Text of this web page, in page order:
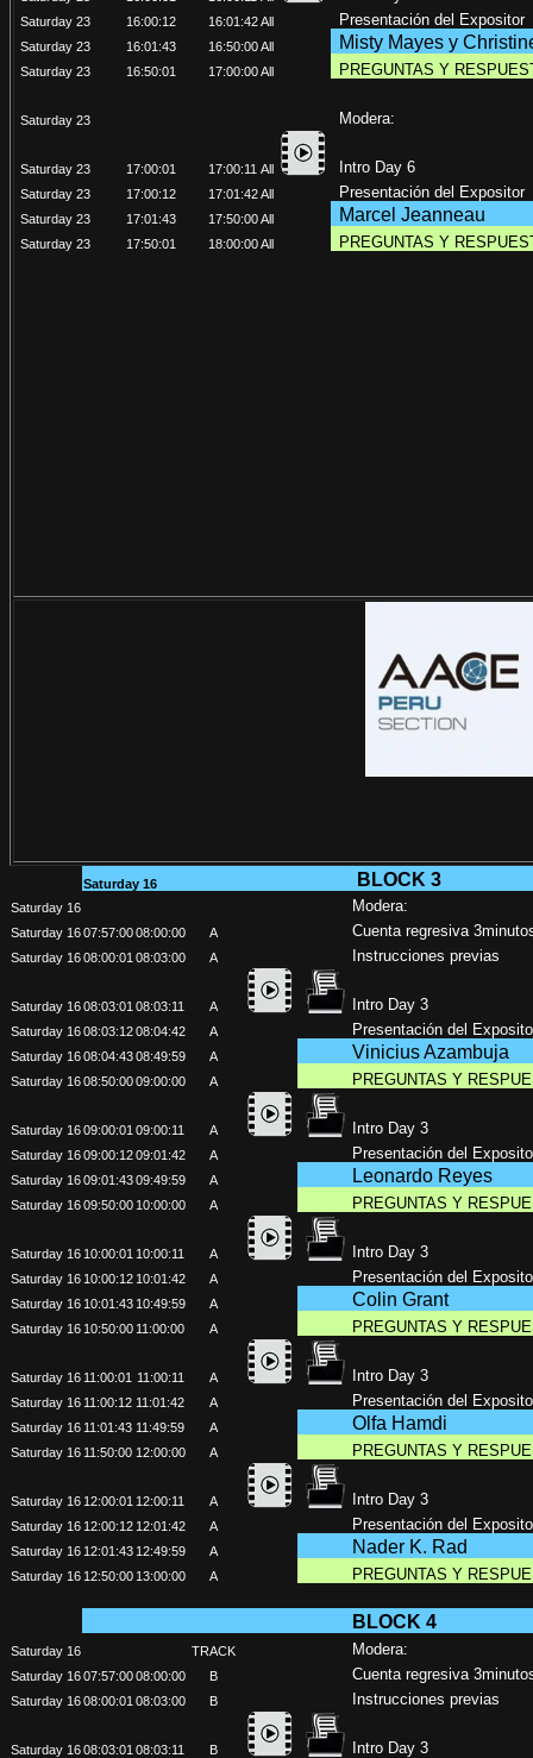
Saturday 23 16:00:12 16:01:42All Presentación del Expositor
Saturday 23 16:01:43 16:50:00All Misty Mayes y
Saturday 23 16:50:01 17:00:00All PREGUNTAS Y
Saturday 23 Modera:
Saturday 23 17:00:01 17:00:11 All Intro Day 6
Saturday 23 17:00:12 17:01:42All Presentación del Expositor
Saturday 23 17:01:43 17:50:00All Marcel Jeanneau
Saturday 23 17:50:01 18:00:00All PREGUNTAS Y
Saturday 16 BLOCK 3
Saturday 16 Modera:
Saturday 1607:57:0008:00:00 A Cuenta regresiva
Saturday 1608:00:01 08:03:00 A Instrucciones previas
Saturday 1608:03:01 08:03:11 A Intro Day 3
Saturday 1608:03:1208:04:42 A Presentación del
Saturday 1608:04:4308:49:59 A Vinicius Azambuja
Saturday 1608:50:0009:00:00 A PREGUNTAS Y
Saturday 1609:00:01 09:00:11 A Intro Day 3
Saturday 1609:00:1209:01:42 A Presentación del
Saturday 1609:01:4309:49:59 A Leonardo Reyes
Saturday 1609:50:00 10:00:00 A PREGUNTAS Y
Saturday 16 10:00:01 10:00:11 A Intro Day 3
Saturday 16 10:00:12 10:01:42 A Presentación del
Saturday 16 10:01:43 10:49:59 A Colin Grant
Saturday 16 10:50:00 11:00:00 A PREGUNTAS Y
Saturday 16 11:00:01 11:00:11 A Intro Day 3
Saturday 16 11:00:12 11:01:42 A Presentación del
Saturday 16 11:01:43 11:49:59 A Olfa Hamdi
Saturday 16 11:50:00 12:00:00 A PREGUNTAS Y
Saturday 16 12:00:01 12:00:11 A Intro Day 3
Saturday 16 12:00:12 12:01:42 A Presentación del
Saturday 16 12:01:43 12:49:59 A Nader K. Rad
Saturday 16 12:50:00 13:00:00 A PREGUNTAS Y
BLOCK 4
Saturday 16 TRACK Modera:
Saturday 1607:57:0008:00:00 B Cuenta regresiva
Saturday 1608:00:01 08:03:00 B Instrucciones previas
Saturday 1608:03:01 08:03:11 B Intro Day 3